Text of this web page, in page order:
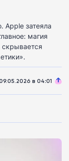
Apple затеяла
магия
скрывается
в 04:01